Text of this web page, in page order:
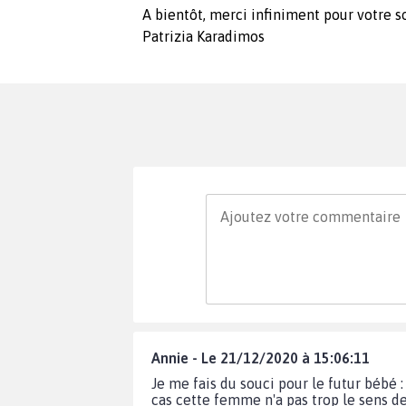
A bientôt, merci infiniment pour votre
Patrizia Karadimos
Annie - Le 21/12/2020 à 15:06:11
Je me fais du souci pour le futur bébé
cas cette femme n'a pas trop le sens